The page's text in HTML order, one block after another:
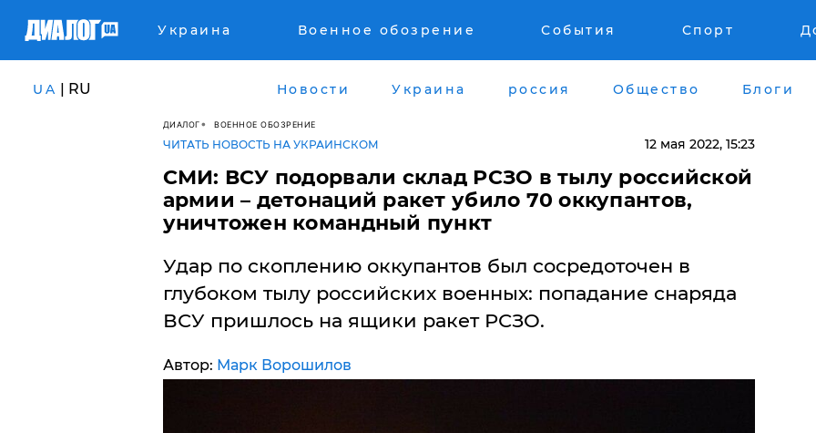
Украина Военное обозрение События Спорт
UA | RU Новости Украина россия Общество Блоги
ДИАЛОГ ВОЕННОЕ ОБОЗРЕНИЕ
ЧИТАТЬ НОВОСТЬ НА УКРАИНСКОМ 12 мая 2022, 15:23
СМИ: ВСУ подорвали склад РСЗО в тылу российской
армии – детонаций ракет убило 70 оккупантов,
уничтожен командный пункт
Удар по скоплению оккупантов был сосредоточен в
глубоком тылу российских военных: попадание снаряда
ВСУ пришлось на ящики ракет РСЗО.
Автор: Марк Ворошилов